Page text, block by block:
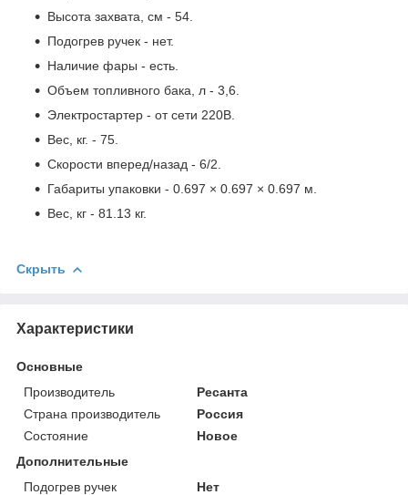
Высота захвата, см - 54.
Подогрев ручек - нет.
Наличие фары - есть.
Объем топливного бака, л - 3,6.
Электростартер - от сети 220В.
Вес, кг. - 75.
Скорости вперед/назад - 6/2.
Габариты упаковки - 0.697 × 0.697 × 0.697 м.
Вес, кг - 81.13 кг.
Скрыть
Характеристики
Основные
Производитель
Ресанта
Страна производитель
Россия
Состояние
Новое
Дополнительные
Подогрев ручек
Нет